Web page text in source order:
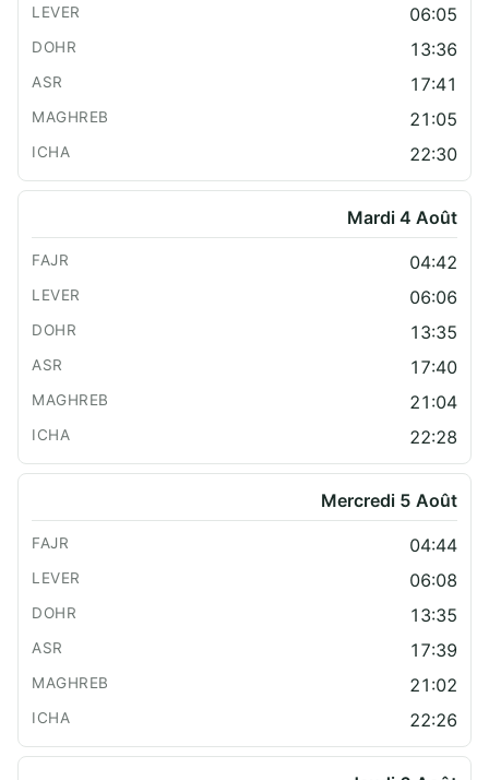
06:05
13:36
17:41
21:05
22:30
Mardi 4 Août
04:42
06:06
13:35
17:40
21:04
22:28
Mercredi 5 Août
04:44
06:08
13:35
17:39
21:02
22:26